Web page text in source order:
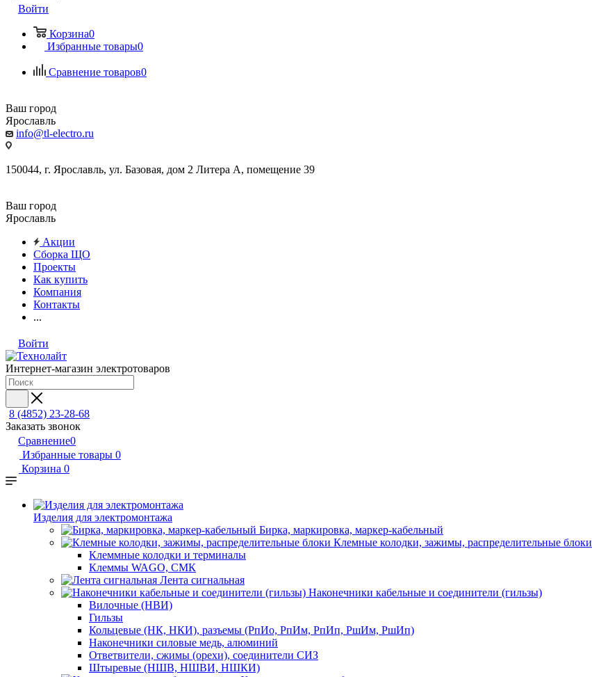
Войти
Корзина0
Избранные товары0
Сравнение товаров0
Ваш город
Ярославль
info@tl-electro.ru
150044, г. Ярославль, ул. Базовая, дом 2 Литера А, помещение 39
Ваш город
Ярославль
Акции
Сборка ЩО
Проекты
Как купить
Компания
Контакты
...
Войти
Интернет-магазин электротоваров
8 (4852) 23-28-68
Заказать звонок
Сравнение0
Избранные товары 0
Корзина 0
Изделия для электромонтажа
Бирка, маркировка, маркер-кабельный
Клемные колодки, зажимы, распределительные блоки
Клеммные колодки и терминалы
Клеммы WAGO, СМК
Лента сигнальная
Наконечники кабельные и соединители (гильзы)
Вилочные (НВИ)
Гильзы
Кольцевые (НК, НКИ), разъемы (РпИо, РпИм, РпИп, РшИм, РшИп)
Наконечники силовые медь, алюминий
Ответвители, сжимы (орехи), соединители СИЗ
Штыревые (НШВ, НШВИ, НШКИ)